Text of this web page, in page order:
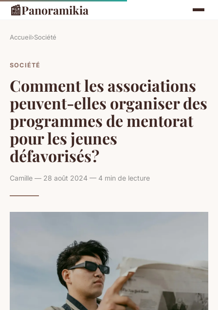
📰Panoramikia
Accueil›Société
SOCIÉTÉ
Comment les associations
peuvent-elles organiser des
programmes de mentorat
pour les jeunes
défavorisés?
Camille — 28 août 2024 — 4 min de lecture